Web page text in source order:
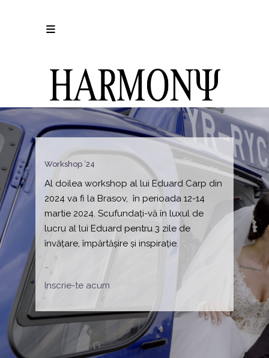
Workshop ’24
Al doilea workshop al lui Eduard Carp din
2024 va fi la Brasov, în perioada 12-14
martie 2024. Scufundați-vă în luxul de
lucru al lui Eduard pentru 3 zile de
învățare, împărtășire și inspirație.
Inscrie-te acum